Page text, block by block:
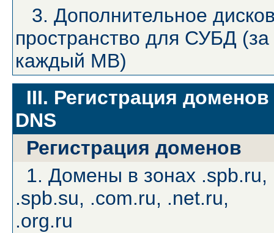
3. Дополнительное
пространство для СУБД (за
каждый MB)
III. Регистрация
DNS
Регистрация доменов
1. Домены в зонах .spb.ru,
.spb.su, .com.ru, .net.ru,
.org.ru